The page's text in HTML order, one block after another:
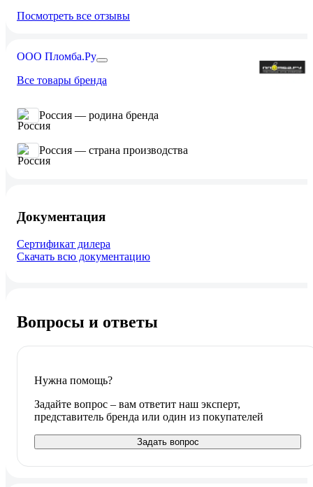
Посмотреть все отзывы
ООО Пломба.Ру
Все товары бренда
Россия — родина бренда
Россия — страна производства
Документация
Сертификат дилера
Скачать всю документацию
Вопросы и ответы
Нужна помощь?
Задайте вопрос – вам ответит наш эксперт,
представитель бренда или один из покупателей
Задать вопрос